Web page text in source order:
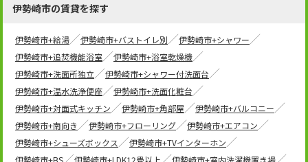
伊勢崎市の賃貸を探す
伊勢崎市+給湯 伊勢崎市+バストイレ別
伊勢崎市+シャワー
伊勢崎市+追焚機能浴室
伊勢崎市+浴室乾燥機
伊勢崎市+洗面所独立
伊勢崎市+シャワー付洗面台
伊勢崎市+温水洗浄便座
伊勢崎市+洗面化粧台
伊勢崎市+対面式キッチン
伊勢崎市+角部屋
伊勢崎市+バルコニー
伊勢崎市+南向き
伊勢崎市+フローリング
伊勢崎市+エアコン
伊勢崎市+シューズボックス
伊勢崎市+TVインターホン
伊勢崎市+BS
伊勢崎市+LDK12畳以上
伊勢崎市+室内洗濯機置き場